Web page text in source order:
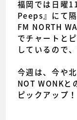
福岡では日曜
Peeps』にて
FM NORTH
でチャートと
しているので
今週は、今や
NOT WONKと
ピックアップ！